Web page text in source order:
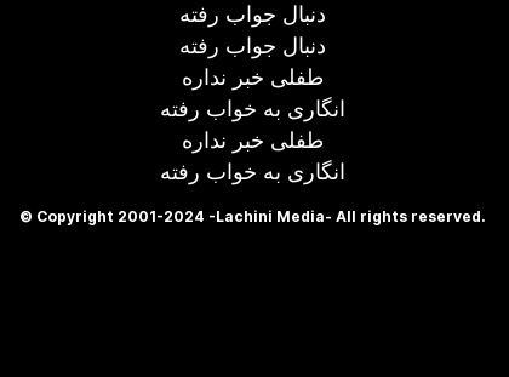
دنبال جواب رفته
دنبال جواب رفته
طفلی خبر نداره
انگاری به خواب رفته
طفلی خبر نداره
انگاری به خواب رفته
© Copyright 2001-2024 -Lachini Media- All rights reserved.